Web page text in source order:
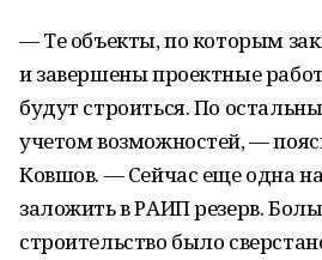
— Те объекты, по которым
и завершены проектные
будут строиться. По
учетом возможностей, —
Ковшов. — Сейчас еще одна
заложить в РАИП резерв.
строительство было